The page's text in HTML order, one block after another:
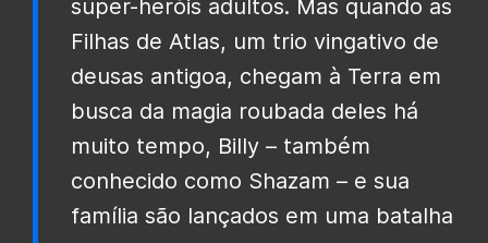
super-heróis adultos. Mas quando as
Filhas de Atlas, um trio vingativo de
deusas antigoa, chegam à Terra em
busca da magia roubada deles há
muito tempo, Billy – também
conhecido como Shazam – e sua
família são lançados em uma batalha